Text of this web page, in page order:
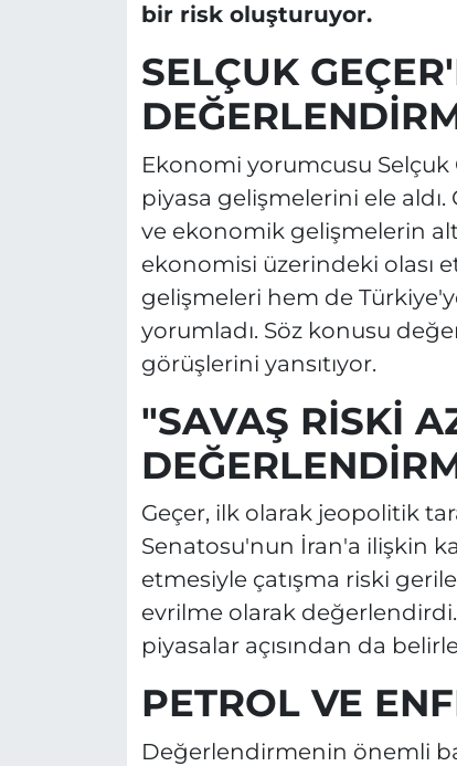
bir risk oluşturuyor.
SELÇUK
Ekonomi yorumcusu Selçuk
piyasa gelişmelerini ele
ve ekonomik gelişmelerin
ekonomisi üzerindeki olası
gelişmeleri hem de
yorumladı. Söz konusu
görüşlerini yansıtıyor.
"SAVAŞ RİSKİ
Geçer, ilk olarak jeopolitik
Senatosu'nun İran'a ilişkin
etmesiyle çatışma riski
evrilme olarak
piyasalar açısından da
PETROL VE
Değerlendirmenin önemli